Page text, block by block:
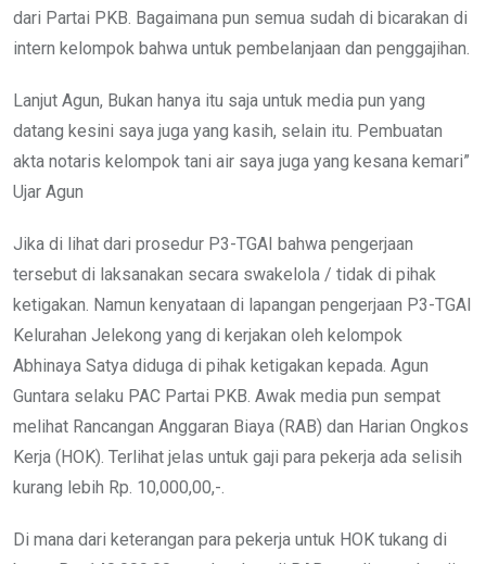
dari Partai PKB. Bagaimana pun semua sudah di bicarakan di
intern kelompok bahwa untuk pembelanjaan dan penggajihan.
Lanjut Agun, Bukan hanya itu saja untuk media pun yang
datang kesini saya juga yang kasih, selain itu. Pembuatan
akta notaris kelompok tani air saya juga yang kesana kemari”
Ujar Agun
Jika di lihat dari prosedur P3-TGAI bahwa pengerjaan
tersebut di laksanakan secara swakelola / tidak di pihak
ketigakan. Namun kenyataan di lapangan pengerjaan P3-TGAI
Kelurahan Jelekong yang di kerjakan oleh kelompok
Abhinaya Satya diduga di pihak ketigakan kepada. Agun
Guntara selaku PAC Partai PKB. Awak media pun sempat
melihat Rancangan Anggaran Biaya (RAB) dan Harian Ongkos
Kerja (HOK). Terlihat jelas untuk gaji para pekerja ada selisih
kurang lebih Rp. 10,000,00,-.
Di mana dari keterangan para pekerja untuk HOK tukang di